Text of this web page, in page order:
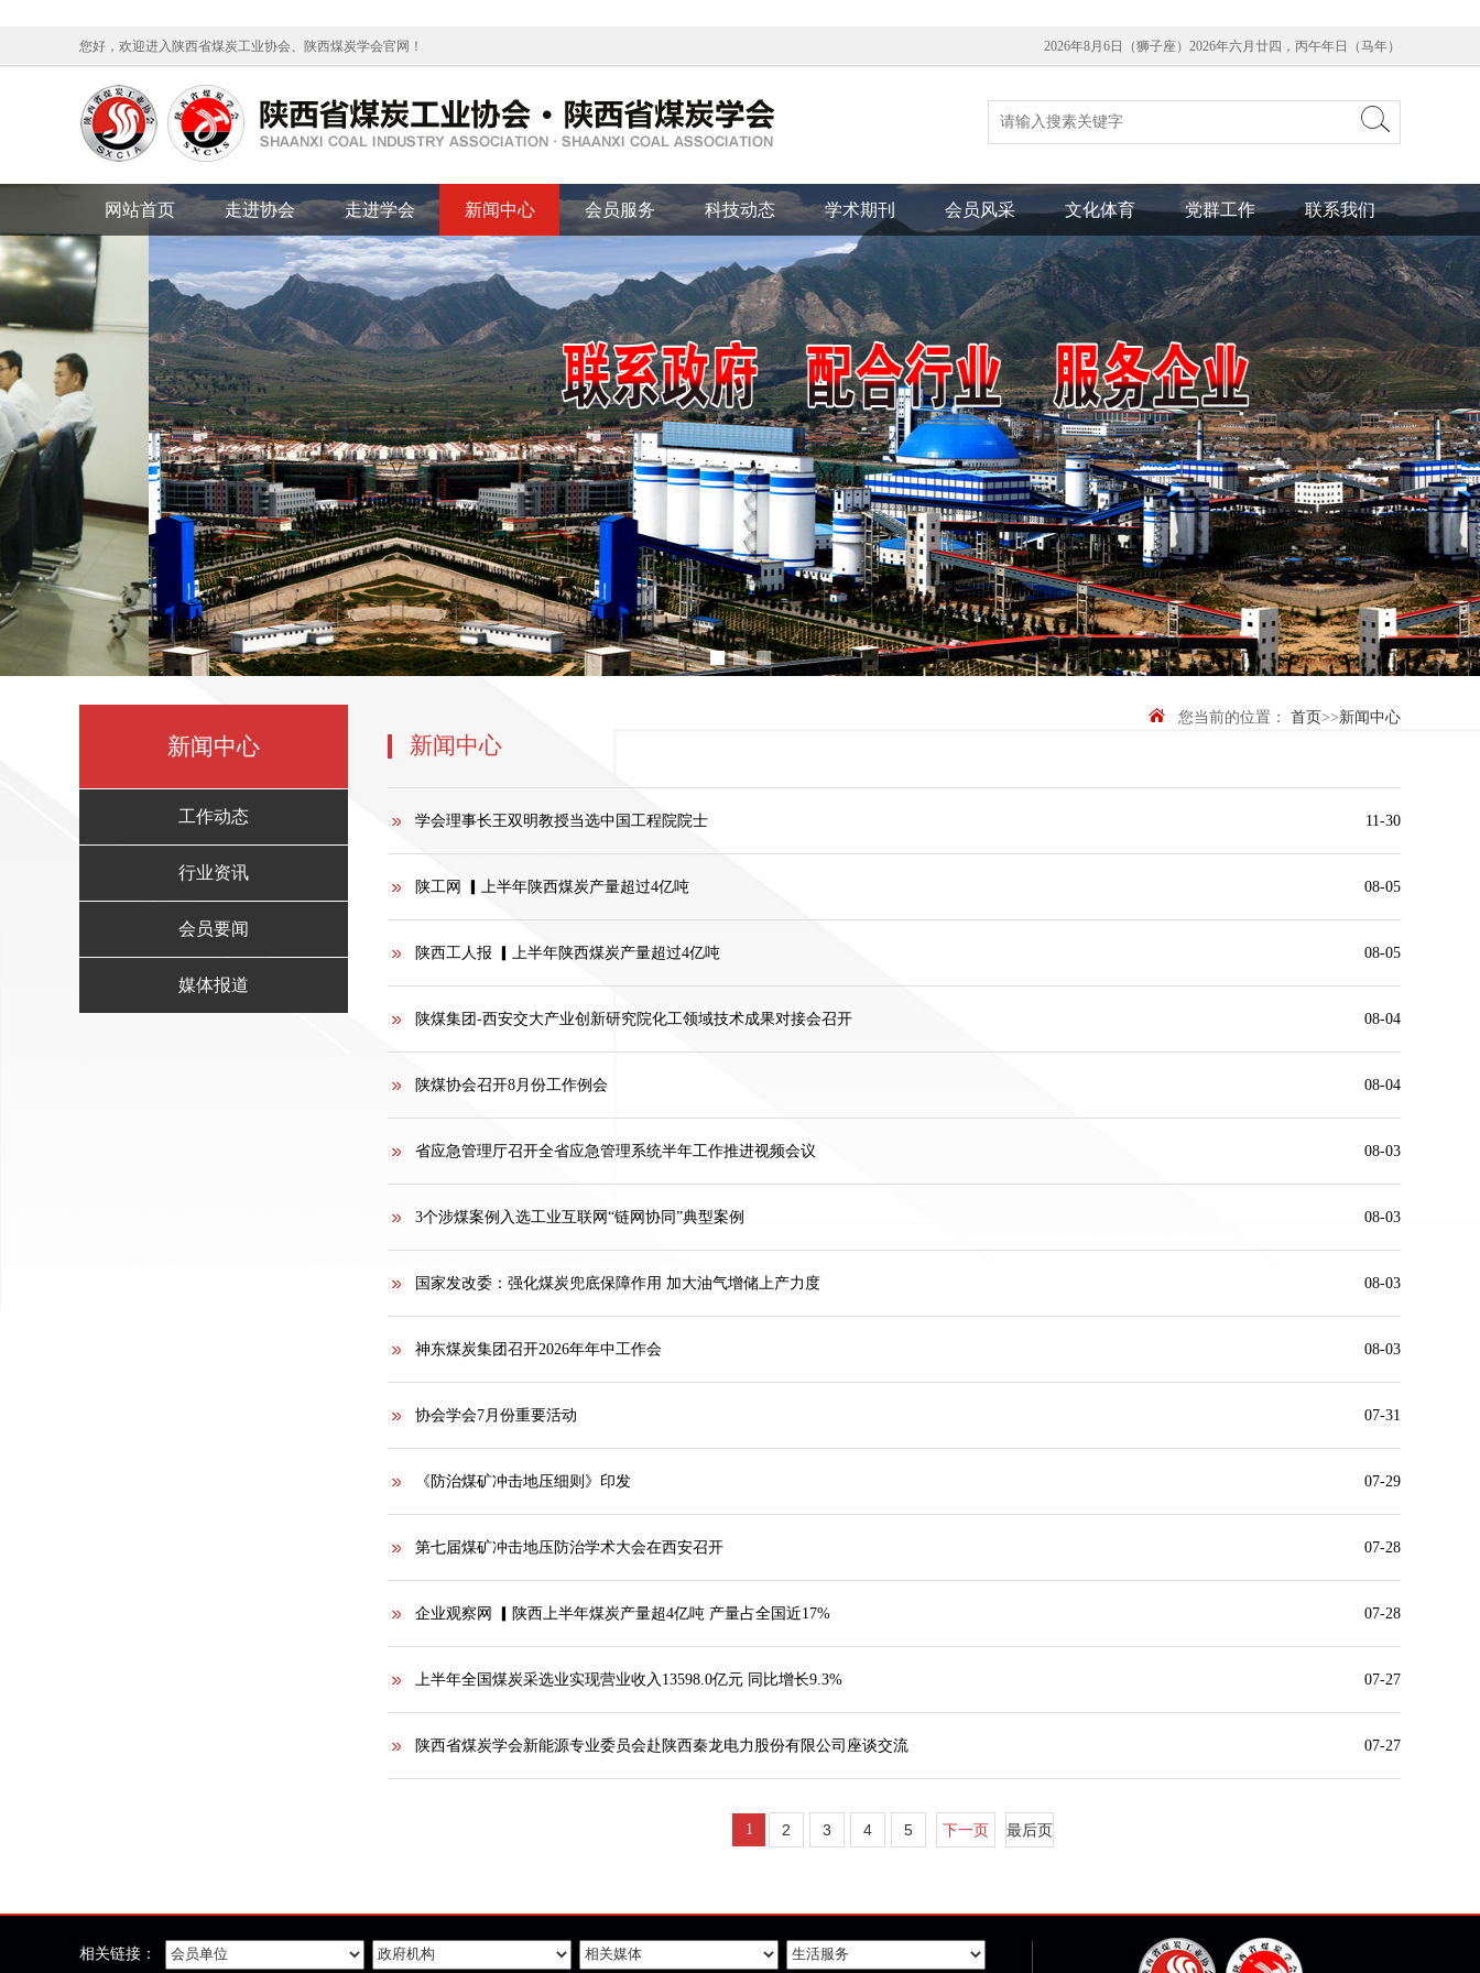
您好，欢迎进入陕西省煤炭工业协会、陕西煤炭学会官网！ 2026年8月6日（狮子座）2026年六月廿四，丙午年日（马年）
网站首页 走进协会 走进学会 新闻中心 会员服务 科技动态 学术期刊 会员风采 文化体育 党群工作 联系我们
新闻中心
工作动态
行业资讯
会员要闻
媒体报道
新闻中心
您当前的位置： 首页>>新闻中心
学会理事长王双明教授当选中国工程院院士 11-30
陕工网 ▎上半年陕西煤炭产量超过4亿吨 08-05
陕西工人报 ▎上半年陕西煤炭产量超过4亿吨 08-05
陕煤集团-西安交大产业创新研究院化工领域技术成果对接会召开 08-04
陕煤协会召开8月份工作例会 08-04
省应急管理厅召开全省应急管理系统半年工作推进视频会议 08-03
3个涉煤案例入选工业互联网“链网协同”典型案例 08-03
国家发改委：强化煤炭兜底保障作用 加大油气增储上产力度 08-03
神东煤炭集团召开2026年年中工作会 08-03
协会学会7月份重要活动 07-31
《防治煤矿冲击地压细则》印发 07-29
第七届煤矿冲击地压防治学术大会在西安召开 07-28
企业观察网 ▎陕西上半年煤炭产量超4亿吨 产量占全国近17% 07-28
上半年全国煤炭采选业实现营业收入13598.0亿元 同比增长9.3% 07-27
陕西省煤炭学会新能源专业委员会赴陕西秦龙电力股份有限公司座谈交流 07-27
1 2 3 4 5 下一页 最后页
相关链接：